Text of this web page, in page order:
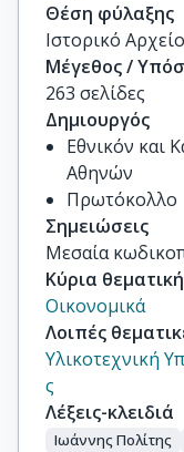
Θέση φύλαξης
Ιστορικό
Μέγεθος /
263 σελίδες
Δημιουργός
Εθνικόν και
Αθηνών
Πρωτόκολλο
Σημειώσεις
Μεσαία
Κύρια
Οικονομικά
Λοιπές
Υλικοτεχνική
ς
Λέξεις-κλειδιά
Ιωάννης Πολίτης